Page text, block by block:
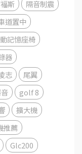
斯
隔音制震
道置中
記憶座椅
器
志
尾翼
golf 8
擴大機
推薦
Glc200